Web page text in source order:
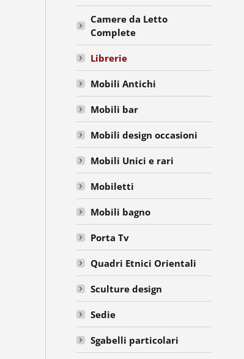
Camere da Letto
Complete
Librerie
Mobili Antichi
Mobili bar
Mobili design occasioni
Mobili Unici e rari
Mobiletti
Mobili bagno
Porta Tv
Quadri Etnici Orientali
Sculture design
Sedie
Sgabelli particolari